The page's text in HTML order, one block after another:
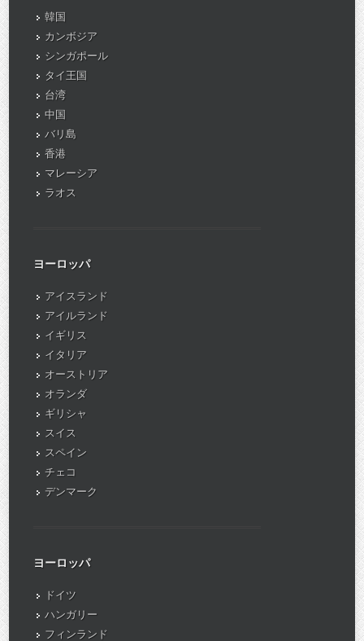
韓国
カンボジア
シンガポール
タイ王国
台湾
中国
バリ島
香港
マレーシア
ラオス
ヨーロッパ
アイスランド
アイルランド
イギリス
イタリア
オーストリア
オランダ
ギリシャ
スイス
スペイン
チェコ
デンマーク
ヨーロッパ
ドイツ
ハンガリー
フィンランド